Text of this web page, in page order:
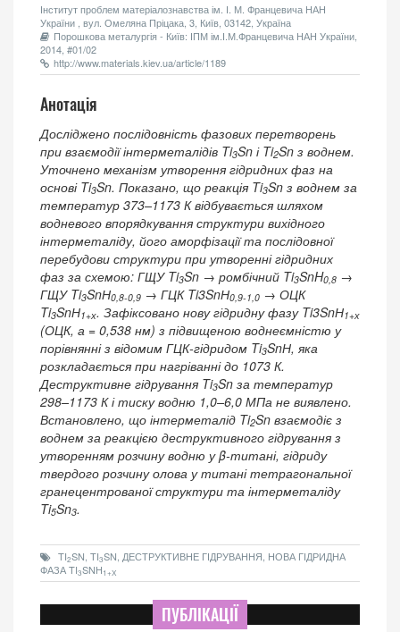
Інститут проблем матеріалознавства ім. І. М. Францевича НАН
України , вул. Омеляна Пріцака, 3, Київ, 03142, Україна
Порошкова металургія - Київ: ІПМ ім.І.М.Францевича НАН України,
2014, #01/02
http://www.materials.kiev.ua/article/1189
Анотація
Досліджено послідовність фазових перетворень
при взаємодії інтерметалідів Ti3Sn і Ti2Sn з воднем.
Уточнено механізм утворення гідридних фаз на
основі Ti3Sn. Показано, що реакція Ti3Sn з воднем за
температур 373–1173 К відбувається шляхом
водневого впорядкування структури вихідного
інтерметаліду, його аморфізації та послідовної
перебудови структури при утворенні гідридних
фаз за схемою: ГЩУ Ti3Sn → ромбічний Ti3SnH0,8 →
ГЩУ Ti3SnН0,8-0,9 → ГЦК Ti3SnН0,9-1,0 → ОЦК
Ti3SnН1+х. Зафіксовано нову гідридну фазу Ti3SnН1+х
(ОЦК, а = 0,538 нм) з підвищеною воднеємністю у
порівнянні з відомим ГЦК-гідридом Ti3SnН, яка
розкладається при нагріванні до 1073 К.
Деструктивне гідрування Ti3Sn за температур
298–1173 К і тиску водню 1,0–6,0 МПа не виявлено.
Встановлено, що інтерметалід Ti2Sn взаємодіє з
воднем за реакцією деструктивного гідрування з
утворенням розчину водню у β-титані, гідриду
твердого розчину олова у титані тетрагональної
гранецентрованої структури та інтерметаліду
Ti5Sn3.
TI2SN, TI3SN, ДЕСТРУКТИВНЕ ГІДРУВАННЯ, НОВА ГІДРИДНА
ФАЗА TI3SNH1+X
ПУБЛІКАЦІЇ